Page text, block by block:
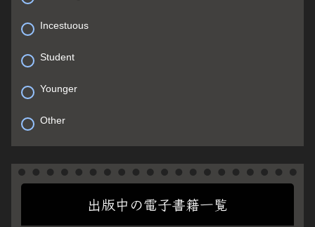
Incestuous
Student
Younger
Other
出版中の電子書籍一覧